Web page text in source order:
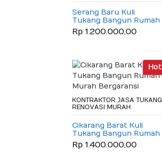
Serang Baru Kuli
Tukang Bangun Rumah
Murah Bergaransi
Rp 1.200.000,00
Hot
KONTRAKTOR JASA TUKANG
RENOVASI MURAH
Cikarang Barat Kuli
Tukang Bangun Rumah
Murah Bergaransi
Rp 1.400.000,00